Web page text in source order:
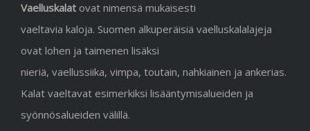
Vaelluskalat ovat nimensä mukaisesti
vaeltavia kaloja. Suomen alkuperäisiä vaelluskalalajeja
ovat lohen ja taimenen lisäksi
nieriä, vaellussiika, vimpa, toutain, nahkiainen ja ankerias.
Kalat vaeltavat esimerkiksi lisääntymisalueiden ja
syönnösalueiden välillä.